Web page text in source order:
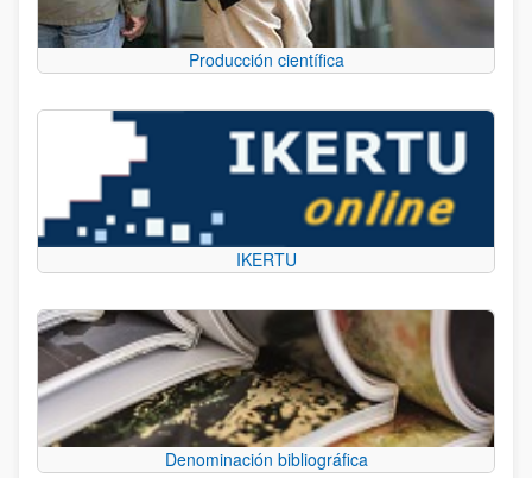
Producción científica
IKERTU
Denominación bibliográfica